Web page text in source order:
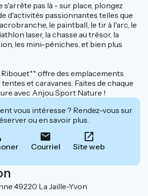
s'arrête pas là - sur place, plongez
d'activités passionnantes telles que
le paintball, le tir à l'arc, le
laser, la chasse au trésor, la
les mini-péniches, et bien plus
Ribouet** offre des emplacements
tentes et caravanes. Faites de chaque
avec Anjou Sport Nature !
vous intéresse ? Rendez-vous sur
ou en savoir plus.
Courriel Site web
49220 La Jaille-Yvon